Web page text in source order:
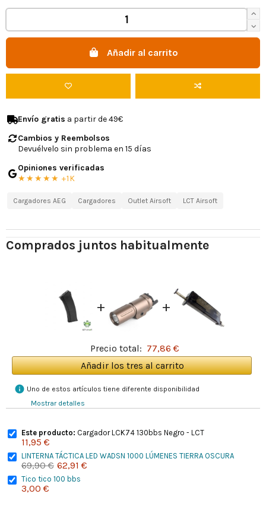
Añadir al carrito
Envío gratis a partir de 49€
Cambios y Reembolsos
Devuélvelo sin problema en 15 días
Opiniones verificadas
★★★★★ +1K
Cargadores AEG Cargadores Outlet Airsoft LCT Airsoft
Comprados juntos habitualmente
+ +
Precio total: 77,86 €
Añadir los tres al carrito
info Uno de estos artículos tiene diferente disponibilidad
Mostrar detalles
Este producto: Cargador LCK74 130bbs Negro - LCT
11,95 €
LINTERNA TÁCTICA LED WADSN 1000 LÚMENES TIERRA OSCURA
69,90 € 62,91 €
Tico tico 100 bbs
3,00 €